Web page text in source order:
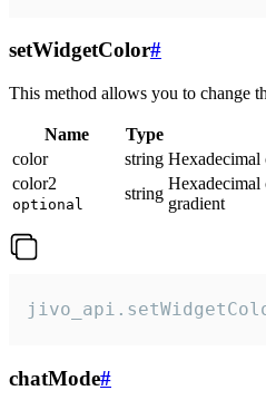
setWidgetColor#
This method allows you to change
Name Type
color
string Hexadecimal
color2
optional
string
Hexadecimal
gradient
chatMode#